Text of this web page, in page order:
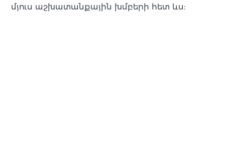
մյուս աշխատանքային խմբերի հետ ևս: